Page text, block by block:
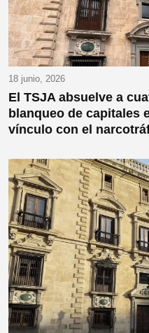
18 junio, 2026
El TSJA absuelve a
blanqueo de capitales
vínculo con el